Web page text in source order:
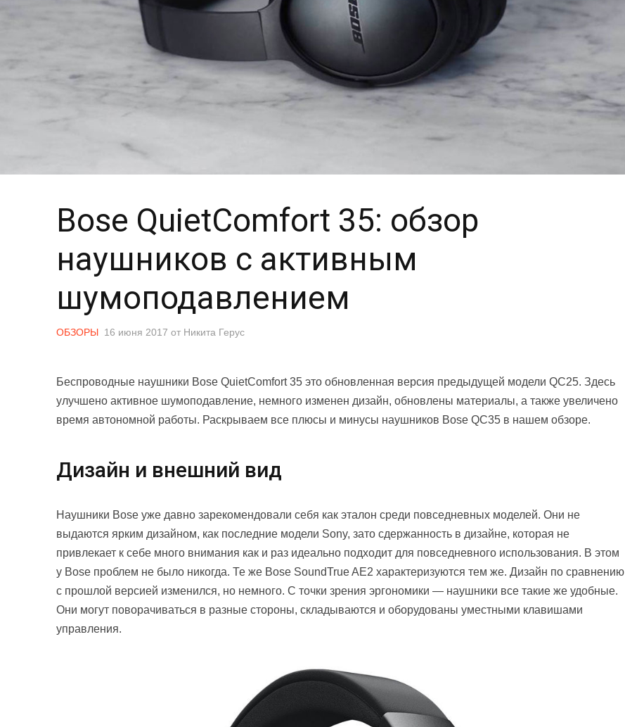
Bose QuietComfort 35: обзор
наушников с активным
шумоподавлением
ОБЗОРЫ 16 июня 2017 от Никита Герус
Беспроводные наушники Bose QuietComfort 35 это обновленная версия предыдущей модели QC25. Здесь
улучшено активное шумоподавление, немного изменен дизайн, обновлены материалы, а также увеличено
время автономной работы. Раскрываем все плюсы и минусы наушников Bose QC35 в нашем обзоре.
Дизайн и внешний вид
Наушники Bose уже давно зарекомендовали себя как эталон среди повседневных моделей. Они не
выдаются ярким дизайном, как последние модели Sony, зато сдержанность в дизайне, которая не
привлекает к себе много внимания как и раз идеально подходит для повседневного использования. В этом
у Bose проблем не было никогда. Те же Bose SoundTrue AE2 характеризуются тем же. Дизайн по сравнению
с прошлой версией изменился, но немного. С точки зрения эргономики — наушники все такие же удобные.
Они могут поворачиваться в разные стороны, складываются и оборудованы уместными клавишами
управления.